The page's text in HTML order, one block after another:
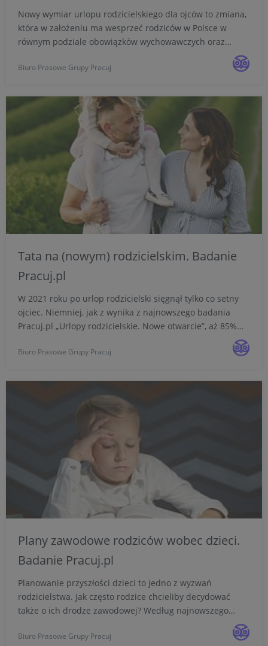
Nowy wymiar urlopu rodzicielskiego dla ojców to zmiana,
która w założeniu ma wesprzeć rodziców w Polsce w
równym podziale obowiązków wychowawczych oraz
połowa respondentów badania Pracuj.pl zgadza się z
Biuro Prasowe Grupy Pracuj
Tata na (nowym) rodzicielskim. Badanie
Pracuj.pl
W 2021 roku po urlop rodzicielski sięgnął tylko co setny
ojciec. Niemniej, jak z wynika z najnowszego badania
Pracuj.pl „Urlopy rodzicielskie. Nowe otwarcie”, aż 85%
nowelizację Kodeksu Pracy. Zakłada ona wprowadzenie...
Biuro Prasowe Grupy Pracuj
Plany zawodowe rodziców wobec dzieci.
Badanie Pracuj.pl
Planowanie przyszłości dzieci to jedno z wyzwań
rodzicielstwa. Jak często rodzice chcieliby decydować
także o ich drodze zawodowej? Według najnowszego
badania Pracuj.pl 29% z nich ma jasną wizję pracy, którą
miałoby wykonywać w przyszłości ich potomstwo. 61%
Biuro Prasowe Grupy Pracuj